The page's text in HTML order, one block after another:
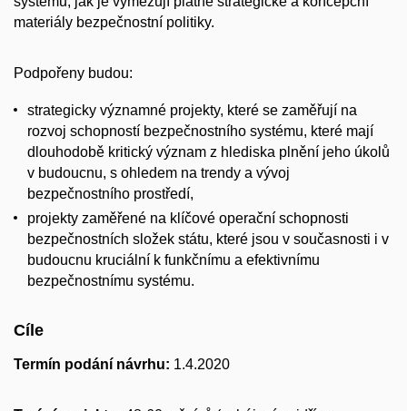
materiály bezpečnostní politiky.
Podpořeny budou:
strategicky významné projekty, které se zaměřují na
rozvoj schopností bezpečnostního systému, které mají
dlouhodobě kritický význam z hlediska plnění jeho úkolů
v budoucnu, s ohledem na trendy a vývoj
bezpečnostního prostředí,
projekty zaměřené na klíčové operační schopnosti
bezpečnostních složek státu, které jsou v současnosti i v
budoucnu kruciální k funkčnímu a efektivnímu
bezpečnostnímu systému.
Cíle
Termín podání návrhu: 1.4.2020